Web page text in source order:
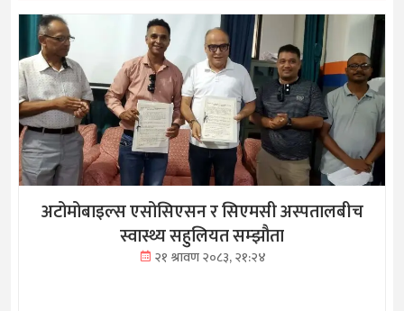
अटोमोबाइल्स एसोसिएसन र सिएमसी अस्पतालबीच
स्वास्थ्य सहुलियत सम्झौता
२१ श्रावण २०८३, २१:२४